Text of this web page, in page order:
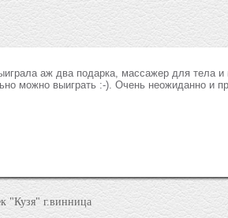
аж два подарка, массажер для тела
можно выиграть :-). Очень неожиданно и
"Кузя" г.винница